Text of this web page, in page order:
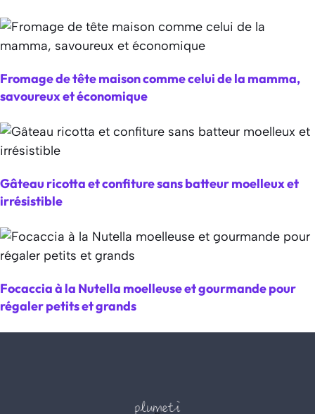
Fromage de tête maison comme celui de la mamma,
savoureux et économique
Gâteau ricotta et confiture sans batteur moelleux et
irrésistible
Focaccia à la Nutella moelleuse et gourmande pour
régaler petits et grands